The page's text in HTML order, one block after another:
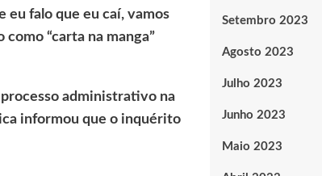
eu falo que eu caí, vamos
“carta na manga”
administrativo na
informou que o inquérito
Setembro 2023
Agosto 2023
Julho 2023
Junho 2023
Maio 2023